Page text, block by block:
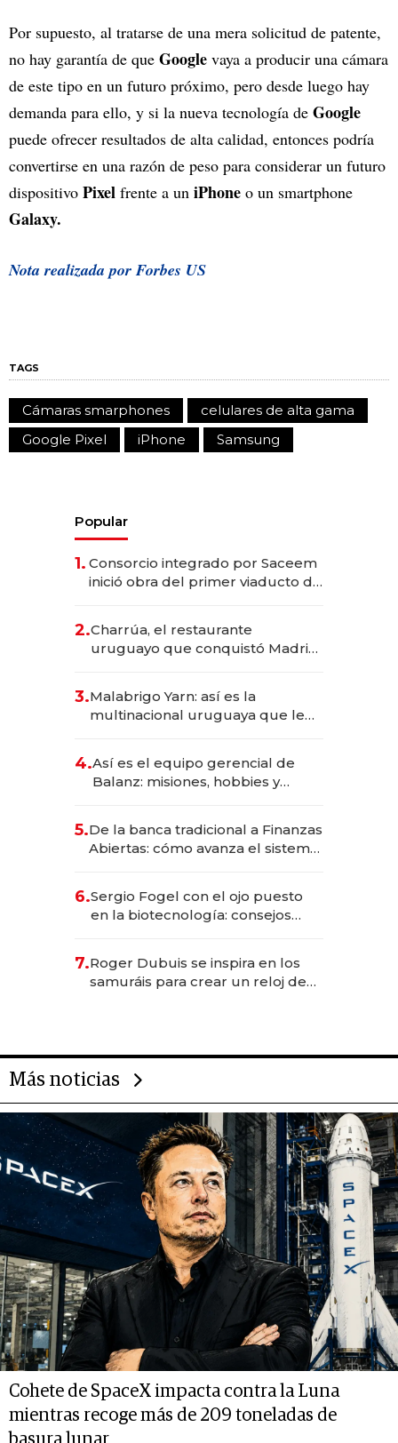
Por supuesto, al tratarse de una mera solicitud de patente,
no hay garantía de que Google vaya a producir una cámara
de este tipo en un futuro próximo, pero desde luego hay
demanda para ello, y si la nueva tecnología de Google
puede ofrecer resultados de alta calidad, entonces podría
convertirse en una razón de peso para considerar un futuro
dispositivo Pixel frente a un iPhone o un smartphone
Galaxy.
Nota realizada por Forbes US
TAGS
Cámaras smarphones
celulares de alta gama
Google Pixel
iPhone Samsung
Popular
1. Consorcio integrado por Saceem
inició obra del primer viaducto de
millones
2.Charrúa, el restaurante
uruguayo que conquistó Madrid:
anticipación y prepara apertura
3.Malabrigo Yarn: así es la
multinacional uruguaya que le
4.Así es el equipo gerencial de
Balanz: misiones, hobbies y
5.De la banca tradicional a Finanzas
Abiertas: cómo avanza el sistema
6.Sergio Fogel con el ojo puesto
en la biotecnología: consejos
rol de la IA
7.Roger Dubuis se inspira en los
samuráis para crear un reloj de
Más noticias
Cohete de SpaceX impacta contra la Luna
mientras recoge más de 209 toneladas de